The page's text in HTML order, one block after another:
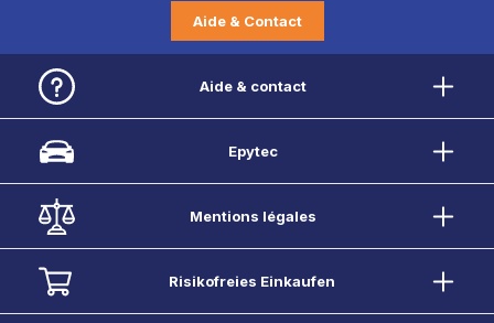
Aide & Contact
Aide & contact
Epytec
Mentions légales
Risikofreies Einkaufen